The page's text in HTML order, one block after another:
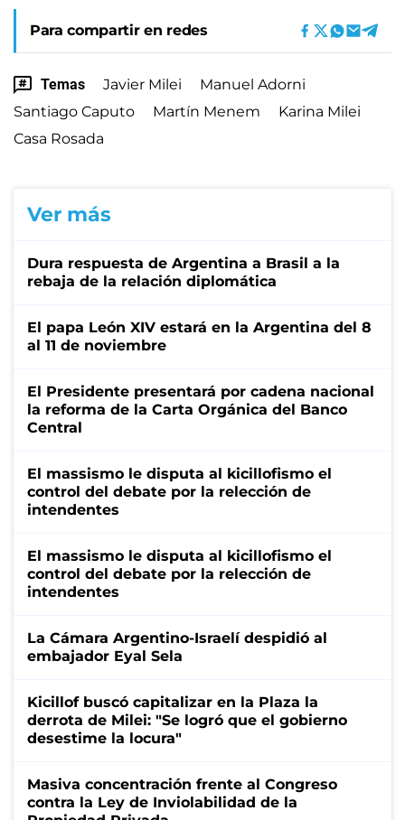
Para compartir en redes
Temas Javier Milei
Manuel Adorni
Santiago Caputo
Martín Menem
Karina Milei
Casa Rosada
Ver más
Dura respuesta de Argentina a Brasil a la
rebaja de la relación diplomática
El papa León XIV estará en la Argentina del 8
al 11 de noviembre
El Presidente presentará por cadena nacional
la reforma de la Carta Orgánica del Banco
Central
El massismo le disputa al kicillofismo el
control del debate por la relección de
intendentes
El massismo le disputa al kicillofismo el
control del debate por la relección de
intendentes
La Cámara Argentino-Israelí despidió al
embajador Eyal Sela
Kicillof buscó capitalizar en la Plaza la
derrota de Milei: "Se logró que el gobierno
desestime la locura"
Masiva concentración frente al Congreso
contra la Ley de Inviolabilidad de la